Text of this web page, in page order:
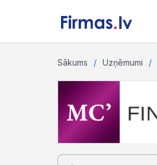
Sākums Uzņēmumi